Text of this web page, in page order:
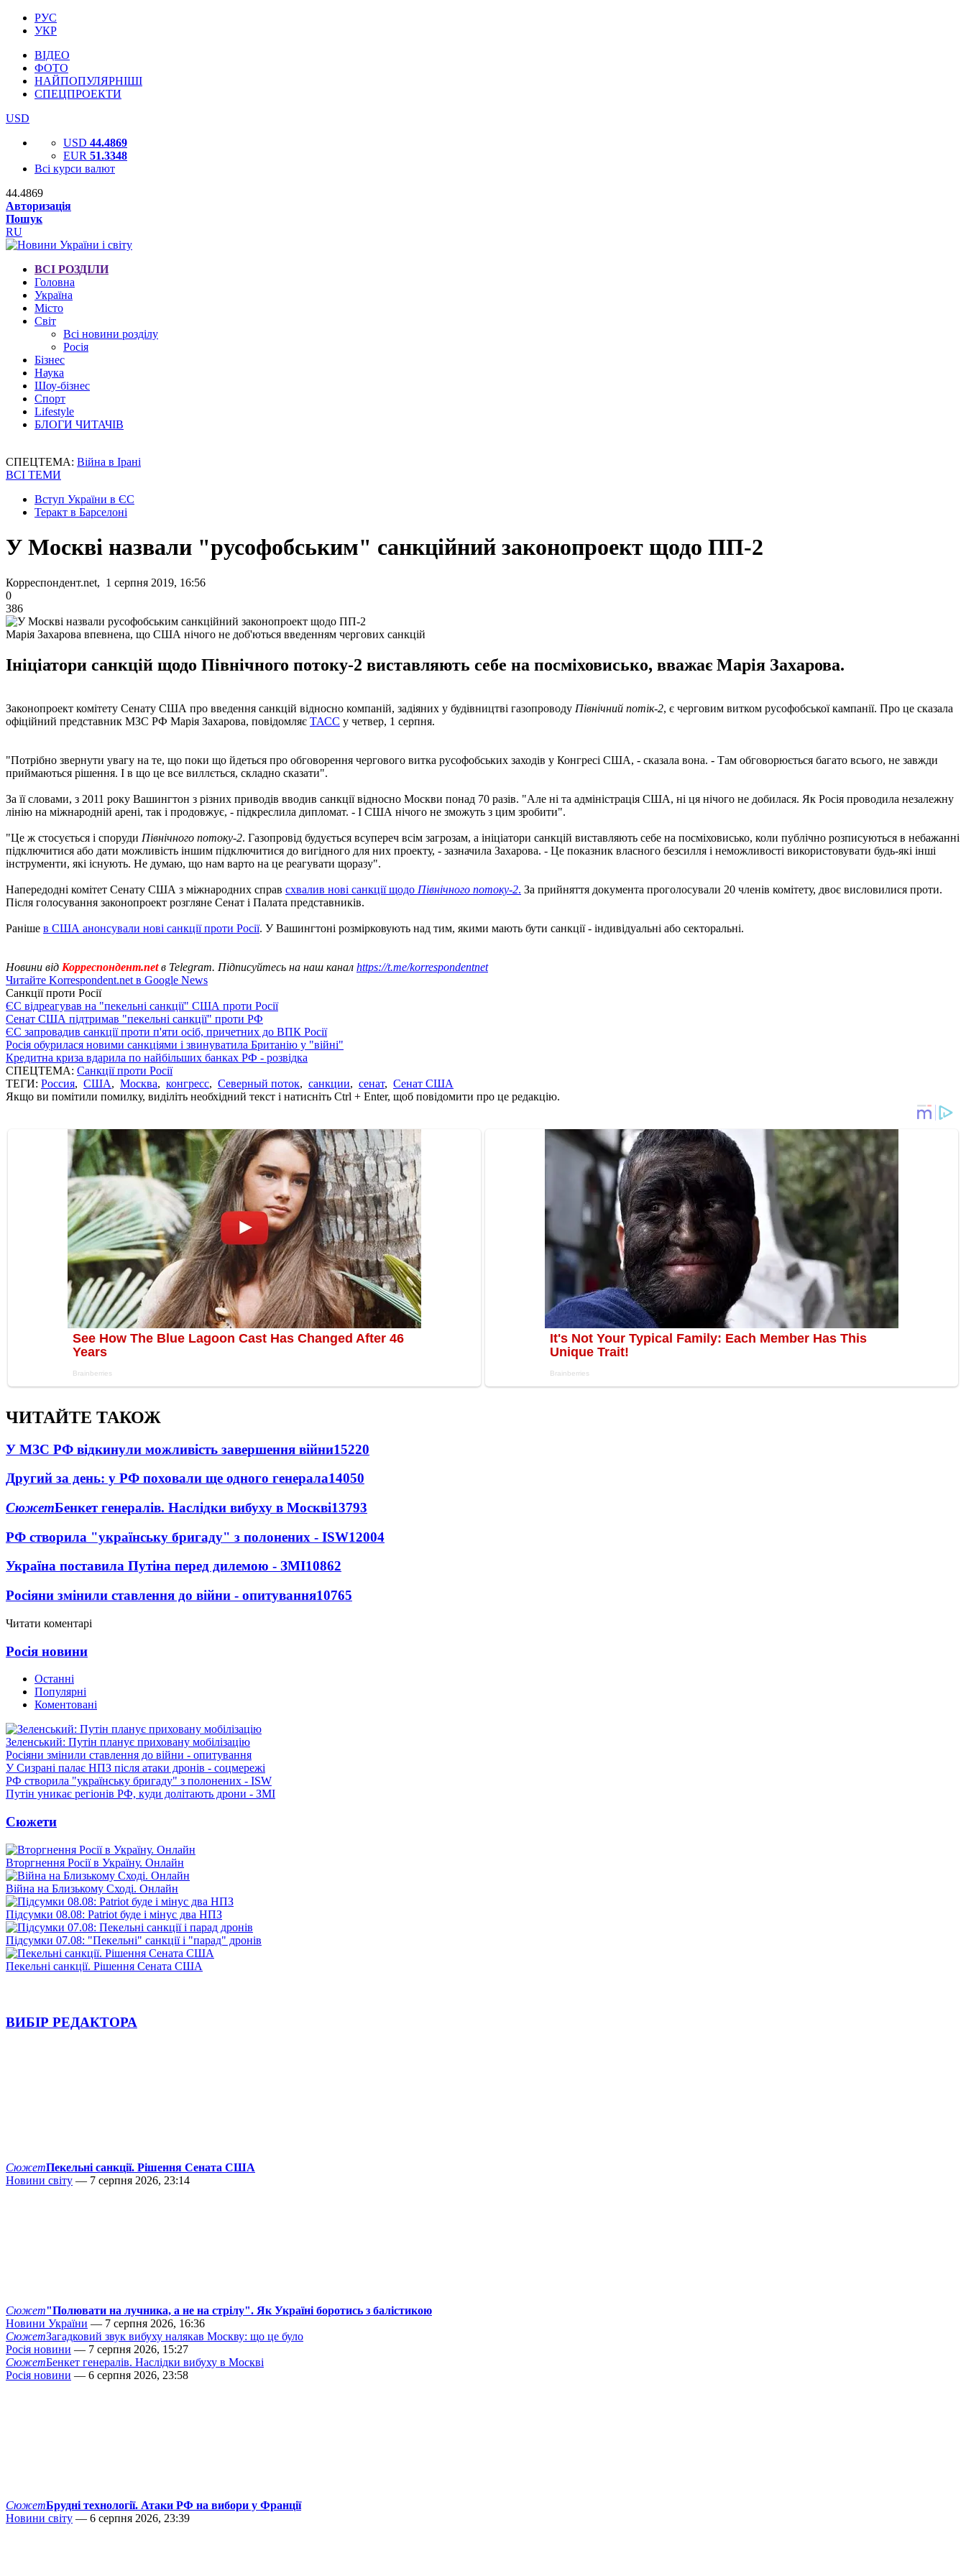
РУС
УКР
ВІДЕО
ФОТО
НАЙПОПУЛЯРНІШІ
СПЕЦПРОЕКТИ
USD
USD 44.4869
EUR 51.3348
Всі курси валют
44.4869
Авторизація
Пошук
RU
ВСІ РОЗДІЛИ
Головна
Україна
Місто
Світ
Всі новини розділу
Росія
Бізнес
Наука
Шоу-бізнес
Спорт
Lifestyle
БЛОГИ ЧИТАЧІВ
СПЕЦТЕМА: Війна в Ірані
ВСІ ТЕМИ
Вступ України в ЄС
Теракт в Барселоні
У Москві назвали "русофобським" санкційний законопроект щодо ПП-2
Корреспондент.net, 1 серпня 2019, 16:56
0
386
Марія Захарова впевнена, що США нічого не доб'ються введенням чергових санкцій
Ініціатори санкцій щодо Північного потоку-2 виставляють себе на посміховисько, вважає Марія Захарова.
Законопроект комітету Сенату США про введення санкцій відносно компаній, задіяних у будівництві газопроводу Північний потік-2, є черговим витком русофобської кампанії. Про це сказала
офіційний представник МЗС РФ Марія Захарова, повідомляє ТАСС у четвер, 1 серпня.
"Потрібно звернути увагу на те, що поки що йдеться про обговорення чергового витка русофобських заходів у Конгресі США, - сказала вона. - Там обговорюється багато всього, не завжди
приймаються рішення. І в що це все виллється, складно сказати".
За її словами, з 2011 року Вашингтон з різних приводів вводив санкції відносно Москви понад 70 разів. "Але ні та адміністрація США, ні ця нічого не добилася. Як Росія проводила незалежну
лінію на міжнародній арені, так і продовжує, - підкреслила дипломат. - І США нічого не зможуть з цим зробити".
"Це ж стосується і споруди Північного потоку-2. Газопровід будується всупереч всім загрозам, а ініціатори санкцій виставляють себе на посміховисько, коли публічно розписуються в небажанні
підключитися або дати можливість іншим підключитися до вигідного для них проекту, - зазначила Захарова. - Це показник власного безсилля і неможливості використовувати будь-які інші
інструменти, які існують. Не думаю, що нам варто на це реагувати щоразу".
Напередодні комітет Сенату США з міжнародних справ схвалив нові санкції щодо Північного потоку-2. За прийняття документа проголосували 20 членів комітету, двоє висловилися проти.
Після голосування законопроект розгляне Сенат і Палата представників.
Раніше в США анонсували нові санкції проти Росії. У Вашингтоні розмірковують над тим, якими мають бути санкції - індивідуальні або секторальні.
Новини від Корреспондент.netв Telegram. Підписуйтесь на наш канал https://t.me/korrespondentnet
Читайте Korrespondent.net в Google News
Санкції проти Росії
ЄС відреагував на "пекельні санкції" США проти Росії
Сенат США підтримав "пекельні санкції" проти РФ
ЄС запровадив санкції проти п'яти осіб, причетних до ВПК Росії
Росія обурилася новими санкціями і звинуватила Британію у "війні"
Кредитна криза вдарила по найбільших банках РФ - розвідка
СПЕЦТЕМА: Санкції проти Росії
ТЕГИ: Россия, США, Москва, конгресс, Северный поток, санкции, сенат, Сенат США
Якщо ви помітили помилку, виділіть необхідний текст і натисніть Ctrl + Enter, щоб повідомити про це редакцію.
ЧИТАЙТЕ ТАКОЖ
У МЗС РФ відкинули можливість завершення війни15220
Другий за день: у РФ поховали ще одного генерала14050
СюжетБенкет генералів. Наслідки вибуху в Москві13793
РФ створила "українську бригаду" з полонених - ISW12004
Україна поставила Путіна перед дилемою - ЗМІ10862
Росіяни змінили ставлення до війни - опитування10765
Читати коментарі
Росія новини
Останні
Популярні
Коментовані
Зеленський: Путін планує приховану мобілізацію
Росіяни змінили ставлення до війни - опитування
У Сизрані палає НПЗ після атаки дронів - соцмережі
РФ створила "українську бригаду" з полонених - ISW
Путін уникає регіонів РФ, куди долітають дрони - ЗМІ
Сюжети
Вторгнення Росії в Україну. Онлайн
Війна на Близькому Сході. Онлайн
Підсумки 08.08: Patriot буде і мінус два НПЗ
Підсумки 07.08: "Пекельні" санкції і "парад" дронів
Пекельні санкції. Рішення Сената США
ВИБІР РЕДАКТОРА
СюжетПекельні санкції. Рішення Сената США
Новини світу — 7 серпня 2026, 23:14
Сюжет"Полювати на лучника, а не на стрілу". Як Україні боротись з балістикою
Новини України — 7 серпня 2026, 16:36
СюжетЗагадковий звук вибуху налякав Москву: що це було
Росія новини — 7 серпня 2026, 15:27
СюжетБенкет генералів. Наслідки вибуху в Москві
Росія новини — 6 серпня 2026, 23:58
СюжетБрудні технології. Атаки РФ на вибори у Франції
Новини світу — 6 серпня 2026, 23:39